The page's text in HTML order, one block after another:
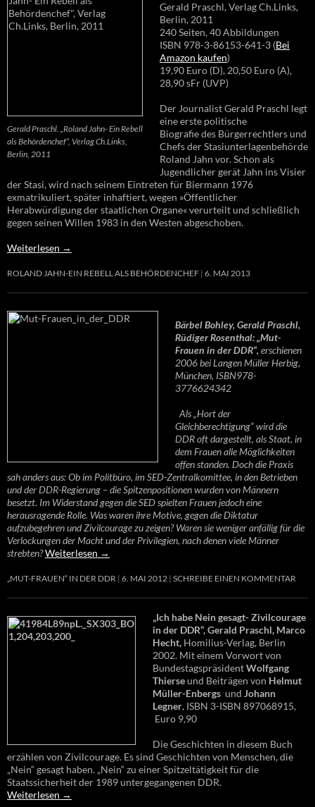
Gerald Praschl. „Roland Jahn- Ein Rebell
als Behördenchef“, Verlag Ch.Links,
Berlin, 2011
Gerald Praschl, Verlag Ch.Links,
Berlin, 2011
240 Seiten, 40 Abbildungen
ISBN 978-3-86153-641-3 (Bei
Amazon kaufen)
19,90 Euro (D), 20,50 Euro (A),
28,90 sFr (UVP)
Der Journalist Gerald Praschl legt
eine erste politische
Biografie des Bürgerrechtlers und
Chefs der Stasiunterlagenbehörde
Roland Jahn vor. Schon als
Jugendlicher gerät Jahn ins Visier
der Stasi, wird nach seinem Eintreten für Biermann 1976
exmatrikuliert, später inhaftiert, wegen »Öffentlicher
Herabwürdigung der staatlichen Organe« verurteilt und schließlich
gegen seinen Willen 1983 in den Westen abgeschoben.
Weiterlesen →
ROLAND JAHN-EIN REBELL ALS BEHÖRDENCHEF 6. MAI 2013
Bärbel Bohley, Gerald Praschl,
Rüdiger Rosenthal: „Mut-
Frauen in der DDR“,erschienen
2006 bei Langen Müller Herbig,
München, ISBN978-
3776624342
Als „Hort der
Gleichberechtigung“ wird die
DDR oft dargestellt, als Staat, in
dem Frauen alle Möglichkeiten
offen standen. Doch die Praxis
sah anders aus: Ob im Politbüro, im SED-Zentralkomittee, in den Betrieben
und der DDR-Regierung – die Spitzenpositionen wurden von Männern
besetzt. Im Widerstand gegen die SED spielten Frauen jedoch eine
herausragende Rolle. Was waren ihre Motive, gegen die Diktatur
aufzubegehren und Zivilcourage zu zeigen? Waren sie weniger anfällig für die
Verlockungen der Macht und der Privilegien, nach denen viele Männer
strebten?Weiterlesen →
„MUT-FRAUEN“ IN DER DDR 6. MAI 2012 SCHREIBE EINEN KOMMENTAR
„Ich habe Nein gesagt- Zivilcourage
in der DDR“, Gerald Praschl, Marco
Hecht, Homilius-Verlag, Berlin
2002. Mit einem Vorwort von
BundestagspräsidentWolfgang
Thierseund Beiträgen von Helmut
Müller-Enbergs und Johann
Legner, ISBN 3-ISBN 897068915,
Euro 9,90
Die Geschichten in diesem Buch
erzählen von Zivilcourage. Es sind Geschichten von Menschen, die
„Nein“ gesagt haben. „Nein“ zu einer Spitzeltätigkeit für die
Staatssicherheit der 1989 untergegangenen DDR.
Weiterlesen →